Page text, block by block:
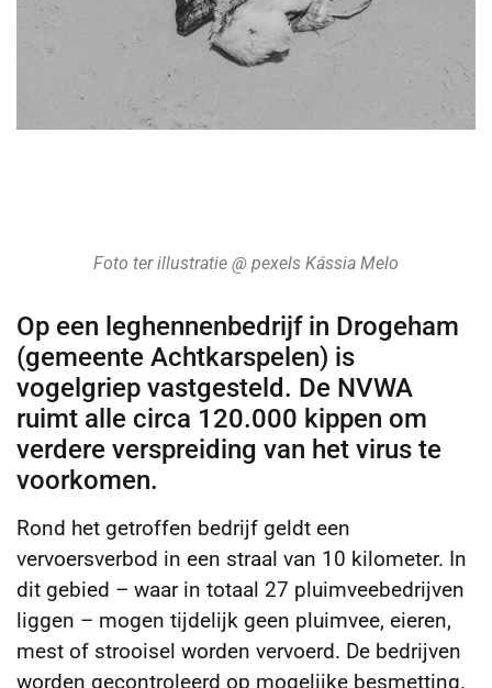
Foto ter illustratie @ pexels Kássia Melo
Op een leghennenbedrijf in Drogeham
(gemeente Achtkarspelen) is
vogelgriep vastgesteld. De NVWA
ruimt alle circa 120.000 kippen om
verdere verspreiding van het virus te
voorkomen.
Rond het getroffen bedrijf geldt een
vervoersverbod in een straal van 10 kilometer. In
dit gebied – waar in totaal 27 pluimveebedrijven
liggen – mogen tijdelijk geen pluimvee, eieren,
mest of strooisel worden vervoerd. De bedrijven
worden gecontroleerd op mogelijke besmetting.